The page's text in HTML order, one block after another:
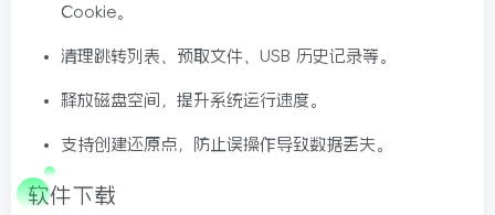
Cookie。
清理跳转列表、预取文件、USB 历史记录等。
释放磁盘空间，提升系统运行速度。
支持创建还原点，防止误操作导致数据丢失。
软件下载